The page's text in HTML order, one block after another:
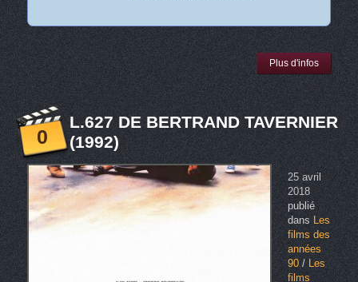
Plus d'infos
0
L.627 DE BERTRAND TAVERNIER
(1992)
25 avril
2018
publié
dansLes
films des
années
90/Les
films